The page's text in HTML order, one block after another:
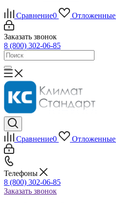
Сравнение0 Отложенные
Заказать звонок
8 (800) 302-06-85
Сравнение0 Отложенные
Телефоны
8 (800) 302-06-85
Заказать звонок